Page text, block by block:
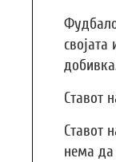
Ставот
Ставот
нема да